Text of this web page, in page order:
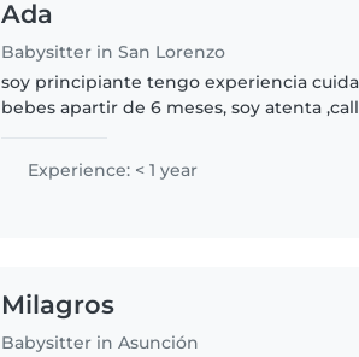
Ada
Babysitter in San Lorenzo
soy principiante tengo experiencia
bebes apartir de 6 meses, soy atenta
planchar..
Experience: < 1 year
Milagros
Babysitter in Asunción